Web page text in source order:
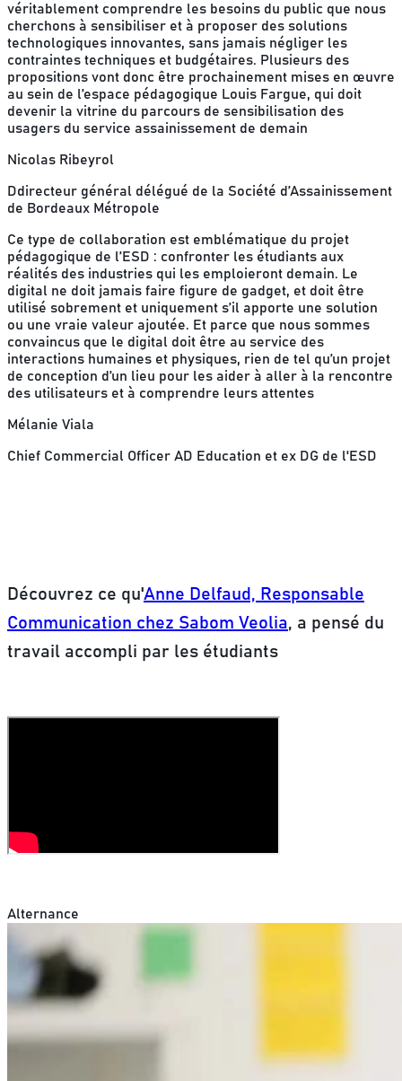
véritablement comprendre les besoins du public que nous
cherchons à sensibiliser et à proposer des solutions
technologiques innovantes, sans jamais négliger les
contraintes techniques et budgétaires. Plusieurs des
propositions vont donc être prochainement mises en œuvre
au sein de l’espace pédagogique Louis Fargue, qui doit
devenir la vitrine du parcours de sensibilisation des
usagers du service assainissement de demain
Nicolas Ribeyrol
Ddirecteur général délégué de la Société d’Assainissement
de Bordeaux Métropole
Ce type de collaboration est emblématique du projet
pédagogique de l’ESD : confronter les étudiants aux
réalités des industries qui les emploieront demain. Le
digital ne doit jamais faire figure de gadget, et doit être
utilisé sobrement et uniquement s’il apporte une solution
ou une vraie valeur ajoutée. Et parce que nous sommes
convaincus que le digital doit être au service des
interactions humaines et physiques, rien de tel qu’un projet
de conception d’un lieu pour les aider à aller à la rencontre
des utilisateurs et à comprendre leurs attentes
Mélanie Viala
Chief Commercial Officer AD Education et ex DG de l'ESD
Découvrez ce qu'Anne Delfaud, Responsable
Communication chez Sabom Veolia, a pensé du
travail accompli par les étudiants
Alternance